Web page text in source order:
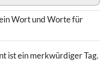
Wort und Worte für
ist ein merkwürdiger Tag.